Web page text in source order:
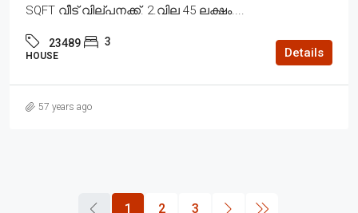
SQFT വീട് വില്പനക്ക്. 2.വില 45 ലക്ഷം....
23489 3
HOUSE Details
57 years ago
1 2 3